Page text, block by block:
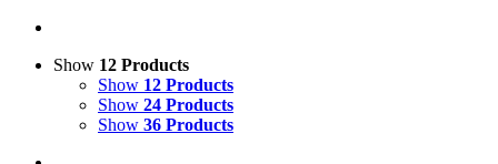
Show 12 Products
Show 12 Products
Show 24 Products
Show 36 Products